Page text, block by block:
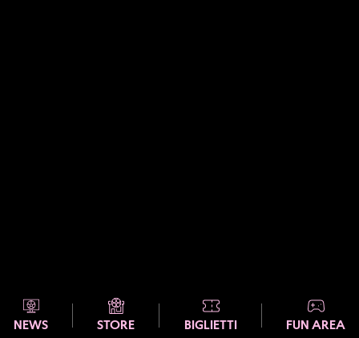
NEWS STORE BIGLIETTI FUN AREA